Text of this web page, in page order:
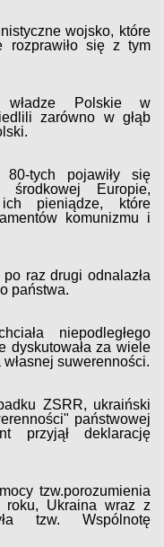
wojsko, które
rozprawiło się z tym
Polskie w
zarówno w głąb
tych pojawiły się
Europie,
pieniądze, które
komunizmu i
raz drugi odnalazła
państwa.
niepodległego
dyskutowała za wiele
suwerenności.
ZSRR, ukraiński
państwowej
przyjął deklarację
tzw.porozumienia
roku, Ukraina wraz z
tzw. Wspólnotę